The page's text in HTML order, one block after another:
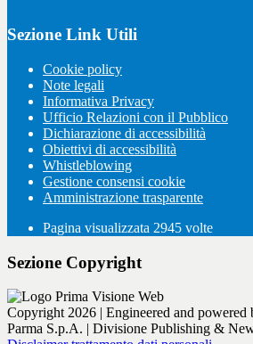
Sezione Link Utili
Cookie policy
Note legali
Informativa Privacy
Ufficio Relazioni con il Pubblico
Dichiarazione di accessibilità
Obiettivi di accessibilità
Whistleblowing
Gestione consensi cookie
Amministrazione trasparente
Pagina visualizzata 2945 volte
Sezione Copyright
Copyright 2026 | Engineered and powered
Parma S.p.A. | Divisione Publishing &